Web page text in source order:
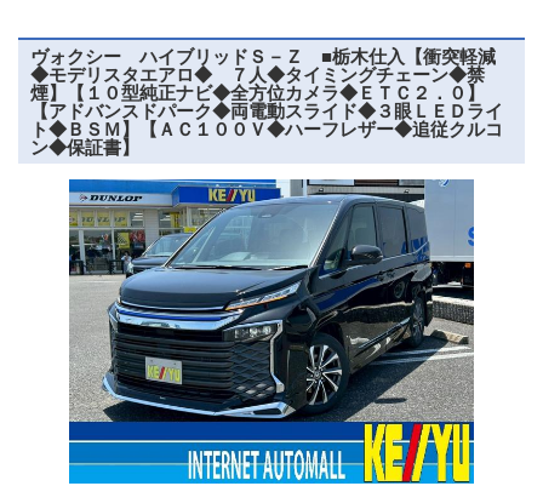
ヴォクシー ハイブリッドＳ－Ｚ ■栃木仕入【衝突軽減
◆モデリスタエアロ◆ ７人◆タイミングチェーン◆禁
煙】【１０型純正ナビ◆全方位カメラ◆ＥＴＣ２．０】
【アドバンスドパーク◆両電動スライド◆３眼ＬＥＤライ
ト◆ＢＳＭ】【ＡＣ１００Ｖ◆ハーフレザー◆追従クルコ
ン◆保証書】